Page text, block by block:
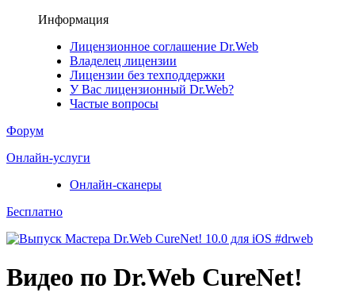
Информация
Лицензионное соглашение Dr.Web
Владелец лицензии
Лицензии без техподдержки
У Вас лицензионный Dr.Web?
Частые вопросы
Форум
Онлайн-услуги
Онлайн-сканеры
Бесплатно
Видео по Dr.Web CureNet!